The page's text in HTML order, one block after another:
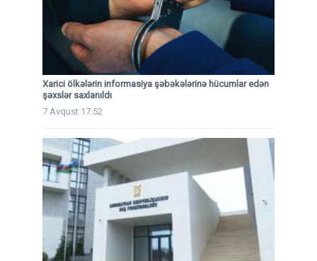
Xarici ölkələrin informasiya şəbəkələrinə hücumlar edən
şəxslər saxlanıldı
7 Avqust 17:52